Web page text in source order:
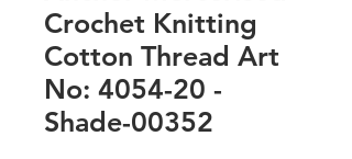
Crochet Knitting
Cotton Thread Art
No: 4054-20 -
Shade-00352